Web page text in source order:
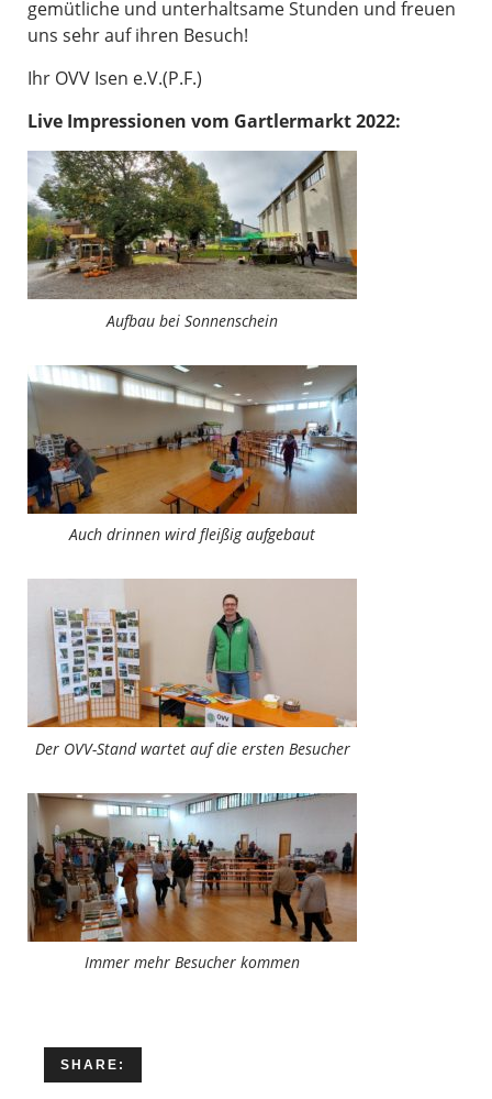
gemütliche und unterhaltsame Stunden und freuen
uns sehr auf ihren Besuch!
Ihr OVV Isen e.V.(P.F.)
Live Impressionen vom Gartlermarkt 2022:
Aufbau bei Sonnenschein
Auch drinnen wird fleißig aufgebaut
Der OVV-Stand wartet auf die ersten Besucher
Immer mehr Besucher kommen
SHARE: